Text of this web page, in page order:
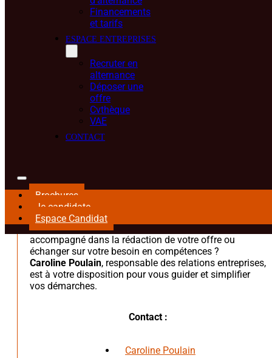
Financements
et tarifs
ESPACE ENTREPRISES
Recruter en
alternance
Déposer une
offre
Cvthèque
VAE
CONTACT
Brochures
Je candidate
Espace Candidat
Un projet de recrutement en alternance ?
Vous souhaitez en savoir plus sur les modalités, être
accompagné dans la rédaction de votre offre ou
échanger sur votre besoin en compétences ?
Caroline Poulain, responsable des relations entreprises,
est à votre disposition pour vous guider et simplifier
vos démarches.
Contact :
Caroline Poulain